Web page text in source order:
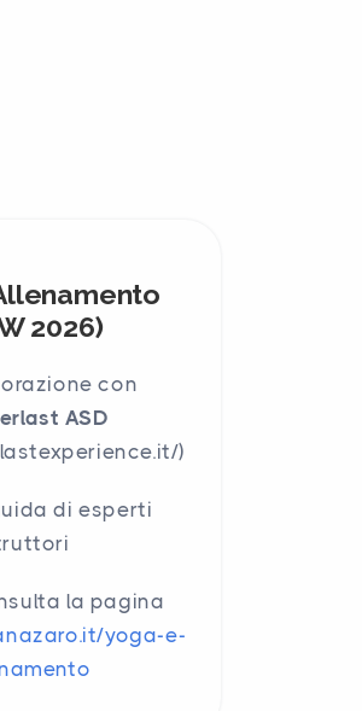
2026)
con
ASD
)
di esperti
la pagina
yoga-e-